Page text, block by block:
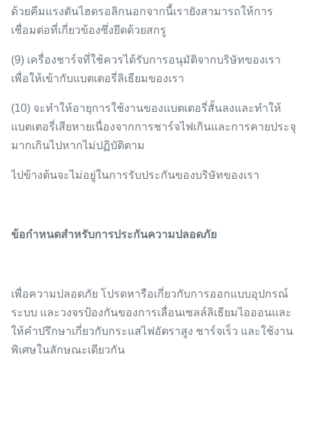
ด้วยคีมแรงดันไฮดรอลิกนอกจากนี้เรายังสามารถให้การ
เชื่อมต่อที่เกี่ยวข้องซึ่งยึดด้วยสกรู
(9) เครื่องชาร์จที่ใช้ควรได้รับการอนุมัติจากบริษัทของเรา
เพื่อให้เข้ากับแบตเตอรี่ลิเธียมของเรา
(10) จะทำให้อายุการใช้งานของแบตเตอรี่สั้นลงและทำให้
แบตเตอรี่เสียหายเนื่องจากการชาร์จไฟเกินและการคายประจุ
มากเกินไปหากไม่ปฏิบัติตาม
ไปข้างต้นจะไม่อยู่ในการรับประกันของบริษัทของเรา
ข้อกำหนดสำหรับการประกันความปลอดภัย
เพื่อความปลอดภัย โปรดหารือเกี่ยวกับการออกแบบอุปกรณ์
ระบบ และวงจรป้องกันของการเลื่อนเซลล์ลิเธียมไอออนและ
ให้คำปรึกษาเกี่ยวกับกระแสไฟอัตราสูง ชาร์จเร็ว และใช้งาน
พิเศษในลักษณะเดียวกัน